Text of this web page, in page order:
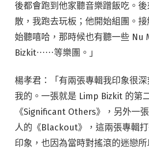
後都會跑到他家聽音樂蹭飯吃。​
散，我跑去玩板；他開始組團。
始聽嘻哈，那時候也有聽一些 Nu
Bizkit⋯⋯等樂團。」​
楊孝君：「有兩張專輯我印象很
我的。一張就是 Limp Bizkit 的第
《Significant Others》，另外一
人的《Blackout》，​這兩張專輯
印象，也因為當時對搖滾的迷戀